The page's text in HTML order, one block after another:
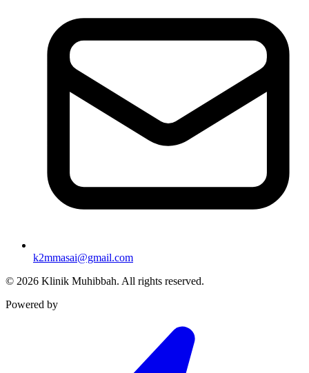
k2mmasai@gmail.com
© 2026 Klinik Muhibbah. All rights reserved.
Powered by